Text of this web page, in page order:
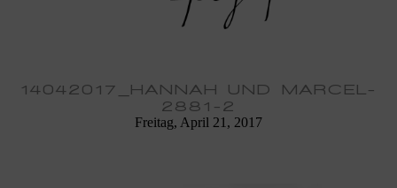
14042017_HANNAH UND MARCEL-
2881-2
Freitag, April 21, 2017